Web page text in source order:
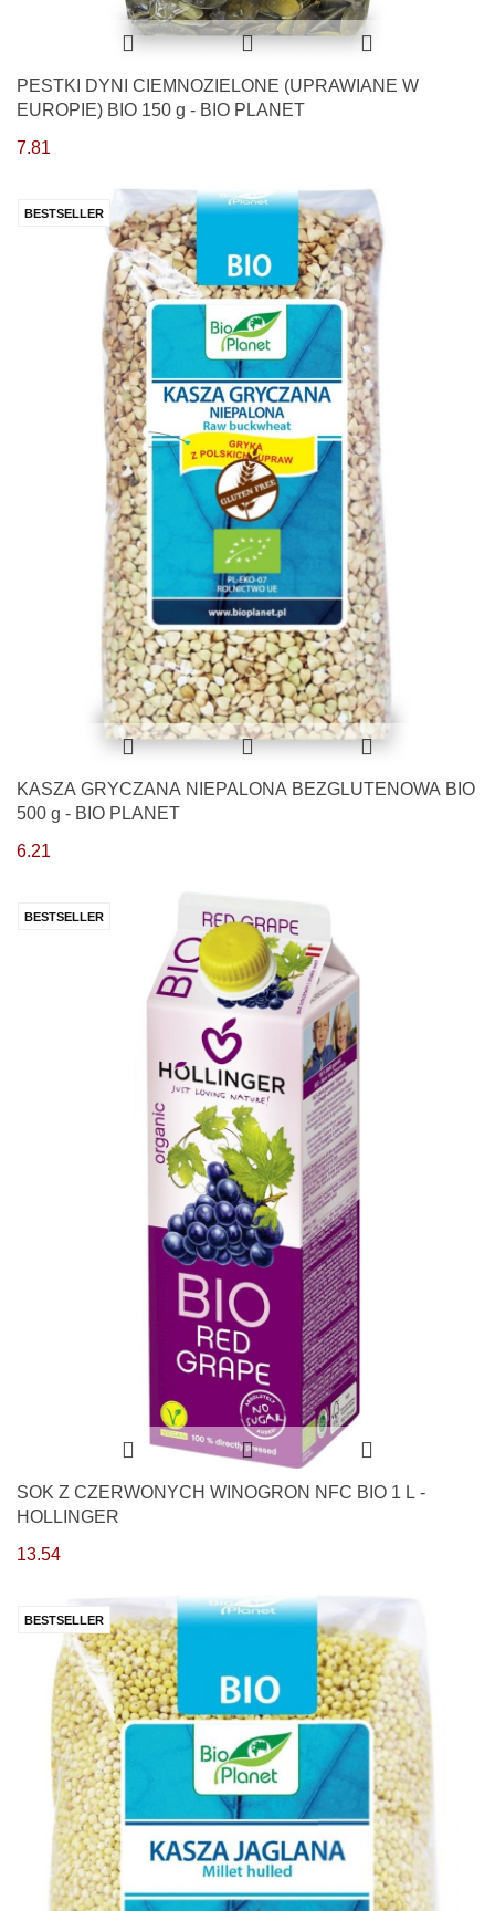
PESTKI DYNI CIEMNOZIELONE (UPRAWIANE W
EUROPIE) BIO 150 g - BIO PLANET
7.81
BESTSELLER
KASZA GRYCZANA NIEPALONA BEZGLUTENOWA BIO
500 g - BIO PLANET
6.21
BESTSELLER
SOK Z CZERWONYCH WINOGRON NFC BIO 1 L -
HOLLINGER
13.54
BESTSELLER